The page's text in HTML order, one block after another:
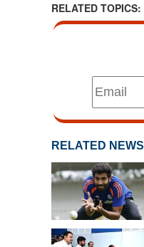
RELATED TOPICS:
RELATED NEWS